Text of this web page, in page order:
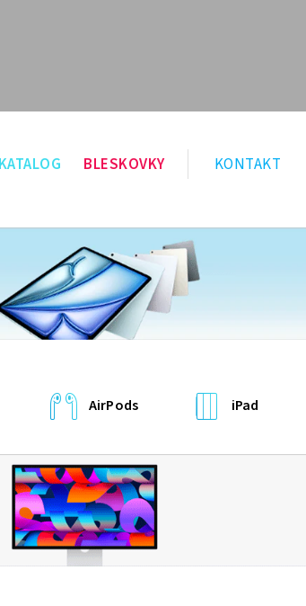
KATALOG BLESKOVKY KONTAKT
AirPods iPad